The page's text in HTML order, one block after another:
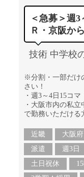
＜急募＞週3
Ｒ・京阪か
技術 中学校
※分割・一部だけ
さい！
・週3～4日15コマ
・大阪市内の私
で勤務いただける
近畿 大阪府
派遣
週3日
土日祝休